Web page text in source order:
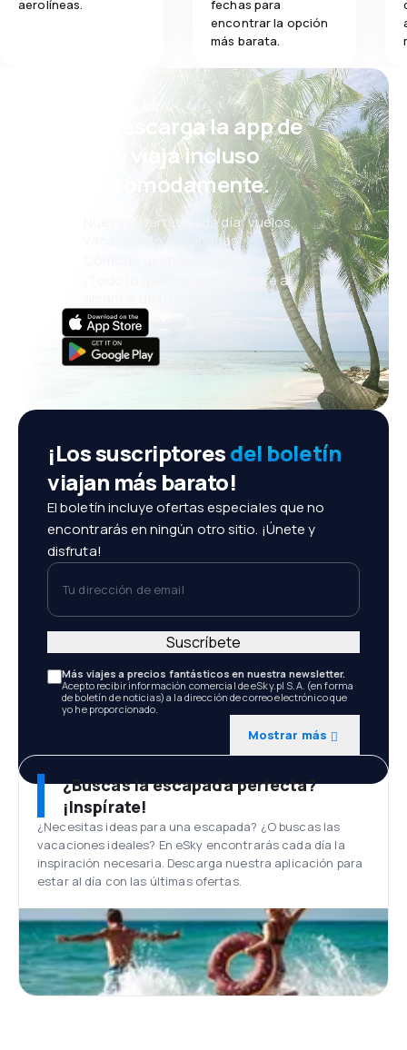
aerolíneas.
fechas para
encontrar la opción
más barata.
¡Eh! Descarga la app de
eSky y viaja incluso
más cómodamente.
Nuevas ofertas cada día: vuelos,
vacaciones, escapadas
Cómoda gestión de reservas
¡Todo lo que importa, siempre al
¡Los suscriptoresdel boletín
viajan más barato!
El boletín incluye ofertas especiales que no
encontrarás en ningún otro sitio. ¡Únete y
disfruta!
Tu dirección de email
Más viajes a precios fantásticos en nuestra newsletter.
Acepto recibir información comercial de eSky.pl S.A. (en forma
de boletín de noticias) a la dirección de correo electrónico que
yo he proporcionado.
Mostrar más
Suscríbete
¿Buscas la escapada perfecta?
¡Inspírate!
¿Necesitas ideas para una escapada? ¿O buscas las
vacaciones ideales? En eSky encontrarás cada día la
inspiración necesaria. Descarga nuestra aplicación para
estar al día con las últimas ofertas.